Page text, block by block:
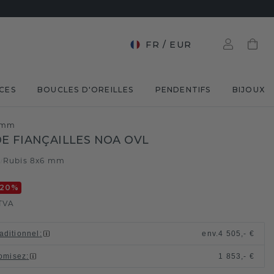
FR / EUR
BOUCLES D'OREILLES PENDENTIFS BIJOUX
FIANÇAILLES NOA OVL
Rubis 8x6 mm
%
: env.4 505,- €
: 1 853,- €